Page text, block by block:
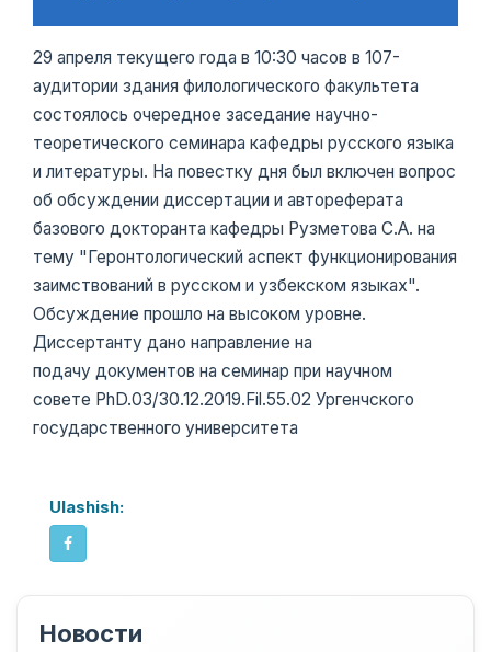
29 апреля текущего года в 10:30 часов в 107-
аудитории здания филологического факультета
состоялось очередное заседание научно-
теоретического семинара кафедры русского языка
и литературы. На повестку дня был включен вопрос
об обсуждении диссертации и автореферата
базового докторанта кафедры Рузметова С.А. на
тему "Геронтологический аспект функционирования
заимствований в русском и узбекском языках".
Обсуждение прошло на высоком уровне.
Диссертанту дано направление на
подачу документов на семинар при научном
совете PhD.03/30.12.2019.Fil.55.02 Ургенчского
государственного университета
Ulashish:
Новости